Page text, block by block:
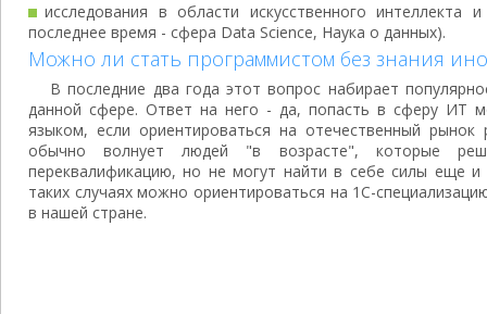
исследования в области искусственного интеллекта
последнее время - сфера Data Science, Наука о данных).
Можно ли стать программистом без знания
В последние два года этот вопрос набирает
данной сфере. Ответ на него - да, попасть в сферу ИТ
языком, если ориентироваться на отечественный
обычно волнует людей "в возрасте", которые
переквалификацию, но не могут найти в себе силы еще
таких случаях можно ориентироваться на 1С-
в нашей стране.